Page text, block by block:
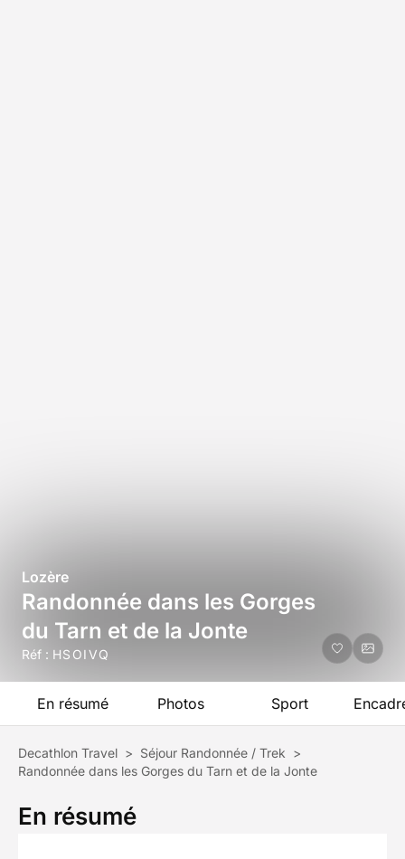
Lozère
Randonnée dans les Gorges
du Tarn et de la Jonte
Réf : HSOIVQ
En résumé Photos Sport
Decathlon Travel > Séjour Randonnée / Trek >
Randonnée dans les Gorges du Tarn et de la Jonte
En résumé